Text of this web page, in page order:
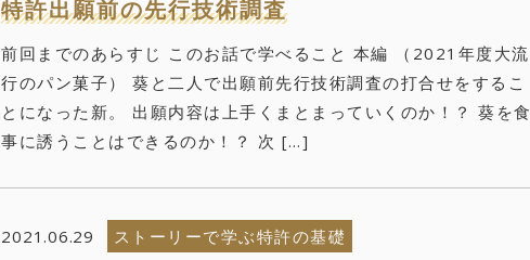
特許出願前の先行技術調査
前回までのあらすじ このお話で学べること 本編 （2021年度大流
行のパン菓子） 葵と二人で出願前先行技術調査の打合せをするこ
とになった新。 出願内容は上手くまとまっていくのか！？ 葵を食
事に誘うことはできるのか！？ 次 […]
2021.06.29 ストーリーで学ぶ特許の基礎